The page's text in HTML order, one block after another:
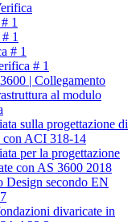
1
1
# 1
# 1
| Collegamento
al modulo
sulla progettazione di
con ACI 318-14
per la progettazione
con AS 3600 2018
Design secondo EN
divaricate in